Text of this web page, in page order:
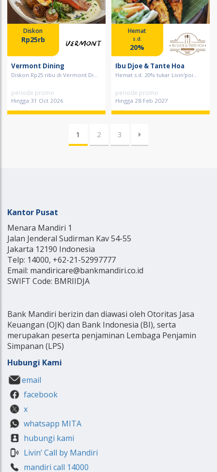
Diskon
Rp25rb
Vermont Dining
Diskon Rp25 ribu di Vermont Di...
periode promo
Hingga 31 Oct 2026
Hemat
s.d.
20%
Ibu Djoe & Tante Hoa
Hemat s.d. 20% tukar Livin'poi...
periode promo
Hingga 28 Feb 2027
1 2 3
Kantor Pusat
Menara Mandiri 1
Jalan Jenderal Sudirman Kav 54-55
Jakarta 12190 Indonesia
Telp: 14000, +62-21-52997777
Email: mandiricare@bankmandiri.co.id
SWIFT Code: BMRIIDJA
Bank Mandiri berizin dan diawasi oleh Otoritas Jasa
Keuangan (OJK) dan Bank Indonesia (BI), serta
merupakan peserta penjaminan Lembaga Penjamin
Simpanan (LPS)
Hubungi Kami
email
facebook
x
whatsapp MITA
hubungi kami
Livin’ Call by Mandiri
mandiri call 14000